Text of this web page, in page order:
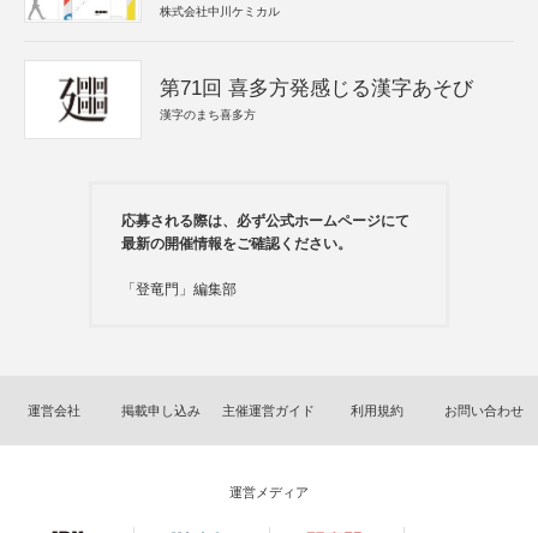
株式会社中川ケミカル
第71回 喜多方発感じる漢字あそび
漢字のまち喜多方
応募される際は、必ず公式ホームページにて
最新の開催情報をご確認ください。
「登竜門」編集部
運営会社 掲載申し込み 主催運営ガイド 利用規約 お問い合わせ
運営メディア